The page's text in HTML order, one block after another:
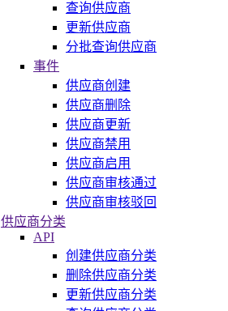
查询供应商
更新供应商
分批查询供应商
事件
供应商创建
供应商删除
供应商更新
供应商禁用
供应商启用
供应商审核通过
供应商审核驳回
供应商分类
API
创建供应商分类
删除供应商分类
更新供应商分类